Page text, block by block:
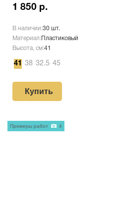
1 850 р.
В наличии:30 шт.
Материал: Пластиковый
Высота, см:41
41 38 32.5 45
Купить
Примеры работ 4